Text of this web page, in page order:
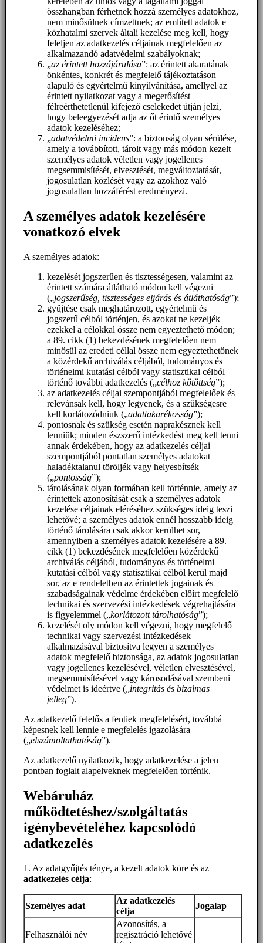
összhangban férhetnek hozzá személyes adatokhoz,
nem minősülnek címzettnek; az említett adatok e
közhatalmi szervek általi kezelése meg kell, hogy
feleljen az adatkezelés céljainak megfelelően az
alkalmazandó adatvédelmi szabályoknak;
„az érintett hozzájárulása”: az érintett akaratának
önkéntes, konkrét és megfelelő tájékoztatáson
alapuló és egyértelmű kinyilvánítása, amellyel az
érintett nyilatkozat vagy a megerősítést
félreérthetetlenül kifejező cselekedet útján jelzi,
hogy beleegyezését adja az őt érintő személyes
adatok kezeléséhez;
„adatvédelmi incidens”: a biztonság olyan sérülése,
amely a továbbított, tárolt vagy más módon kezelt
személyes adatok véletlen vagy jogellenes
megsemmisítését, elvesztését, megváltoztatását,
jogosulatlan közlését vagy az azokhoz való
jogosulatlan hozzáférést eredményezi.
A személyes adatok kezelésére
vonatkozó elvek
A személyes adatok:
kezelését jogszerűen és tisztességesen, valamint az
érintett számára átlátható módon kell végezni
(„jogszerűség, tisztességes eljárás és átláthatóság”);
gyűjtése csak meghatározott, egyértelmű és
jogszerű célból történjen, és azokat ne kezeljék
ezekkel a célokkal össze nem egyeztethető módon;
a 89. cikk (1) bekezdésének megfelelően nem
minősül az eredeti céllal össze nem egyeztethetőnek
a közérdekű archiválás céljából, tudományos és
történelmi kutatási célból vagy statisztikai célból
történő további adatkezelés („célhoz kötöttség”);
az adatkezelés céljai szempontjából megfelelőek és
relevánsak kell, hogy legyenek, és a szükségesre
kell korlátozódniuk („adattakarékosság”);
pontosnak és szükség esetén naprakésznek kell
lenniük; minden észszerű intézkedést meg kell tenni
annak érdekében, hogy az adatkezelés céljai
szempontjából pontatlan személyes adatokat
haladéktalanul töröljék vagy helyesbítsék
(„pontosság”);
tárolásának olyan formában kell történnie, amely az
érintettek azonosítását csak a személyes adatok
kezelése céljainak eléréséhez szükséges ideig teszi
lehetővé; a személyes adatok ennél hosszabb ideig
történő tárolására csak akkor kerülhet sor,
amennyiben a személyes adatok kezelésére a 89.
cikk (1) bekezdésének megfelelően közérdekű
archiválás céljából, tudományos és történelmi
kutatási célból vagy statisztikai célból kerül majd
sor, az e rendeletben az érintettek jogainak és
szabadságainak védelme érdekében előírt megfelelő
technikai és szervezési intézkedések végrehajtására
is figyelemmel („korlátozott tárolhatóság”);
kezelését oly módon kell végezni, hogy megfelelő
technikai vagy szervezési intézkedések
alkalmazásával biztosítva legyen a személyes
adatok megfelelő biztonsága, az adatok jogosulatlan
vagy jogellenes kezelésével, véletlen elvesztésével,
megsemmisítésével vagy károsodásával szembeni
védelmet is ideértve („integritás és bizalmas
jelleg”).
Az adatkezelő felelős a fentiek megfelelésért, továbbá
képesnek kell lennie e megfelelés igazolására
(„elszámoltathatóság”).
Az adatkezelő nyilatkozik, hogy adatkezelése a jelen
pontban foglalt alapelveknek megfelelően történik.
Webáruház
működtetéshez/szolgáltatás
igénybevételéhez kapcsolódó
adatkezelés
1. Az adatgyűjtés ténye, a kezelt adatok köre és az
adatkezelés célja:
Személyes adat
Az adatkezelés
célja
Jogalap
Felhasználói név
Azonosítás, a
regisztráció lehetővé